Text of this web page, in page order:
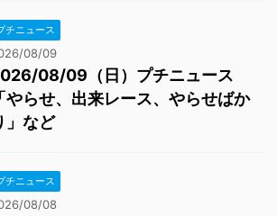
チニュース
08/09
08/09（日）プチニュース
「やらせ、出来レース、やらせばか
」など
チニュース
08/08